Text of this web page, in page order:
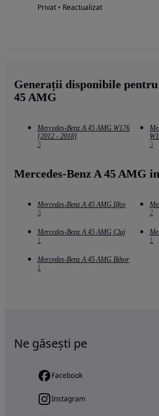
Privat • Reactualizat
Generații disponibile pentru
45 AMG
Mercedes-Benz A 45 AMG W176
[2012 - 2018]
3
3
Mercedes-Benz A 45 AMG
Mercedes-Benz A 45 AMG Ilfov
3
2
Mercedes-Benz A 45 AMG Cluj
1
1
Mercedes-Benz A 45 AMG Bihor
1
Ne găsești pe
Facebook
Instagram